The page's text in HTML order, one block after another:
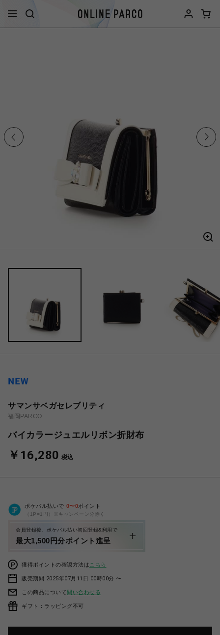
サマンサベガセレブリティ
福岡PARCO
バイカラージュエルリボン折財布
￥16,280 税込
ポケパル払いで 0〜0ポイント
（1P=1円）※キャンペーン分除く
会員登録後、ポケパル払い初回登録&利用で
最大1,500円分ポイント進呈
獲得ポイントの確認方法は こちら
販売期間 2025年07月11日 00時00分 〜
この商品について問い合わせる
ギフト：ラッピング不可